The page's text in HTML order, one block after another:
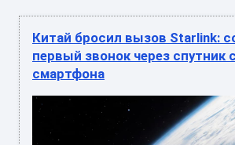
Китай бросил вызов Starlink:
первый звонок через спутник
смартфона